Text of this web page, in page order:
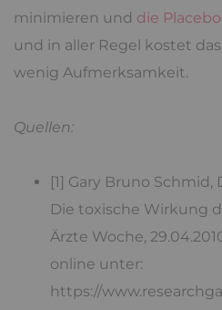
minimieren und die
und in aller Regel kostet
wenig Aufmerksamkeit.
Quellen:
[1] Gary Bruno Schmid,
Die toxische Wirkung
Ärzte Woche,
online unter:
https://